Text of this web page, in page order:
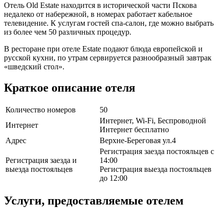
Отель Old Estate находится в исторической части Пскова
недалеко от набережной, в номерах работает кабельное
телевидение. К услугам гостей спа-салон, где можно выбрать
из более чем 50 различных процедур.
В ресторане при отеле Estate подают блюда европейской и
русской кухни, по утрам сервируется разнообразный завтрак
«шведский стол».
Краткое описание отеля
Количество номеров
50
Интернет
Интернет, Wi-Fi, Беспроводной
Интернет бесплатно
Адрес
Верхне-Береговая ул.4
Регистрация заезда и
выезда постояльцев
Регистрация заезда постояльцев с
14:00
Регистрация выезда постояльцев
до 12:00
Услуги, предоставляемые отелем